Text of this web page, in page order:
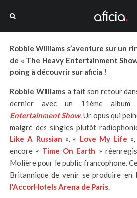
Robbie Williams s’aventure sur un
de « The Heavy Entertainment
poing à découvrir sur aficia !
Robbie Williamsa fait son retour
dernier avec un 11ème
EntertainmentShow. Un opus qui
malgré des singles plutôt
Like A Russian », « Love My Life
encore « Time On Earth »
Molière pour le public francophone. Ce
Britannique de venir se produire en
l’AccorHotels Arena de Paris.